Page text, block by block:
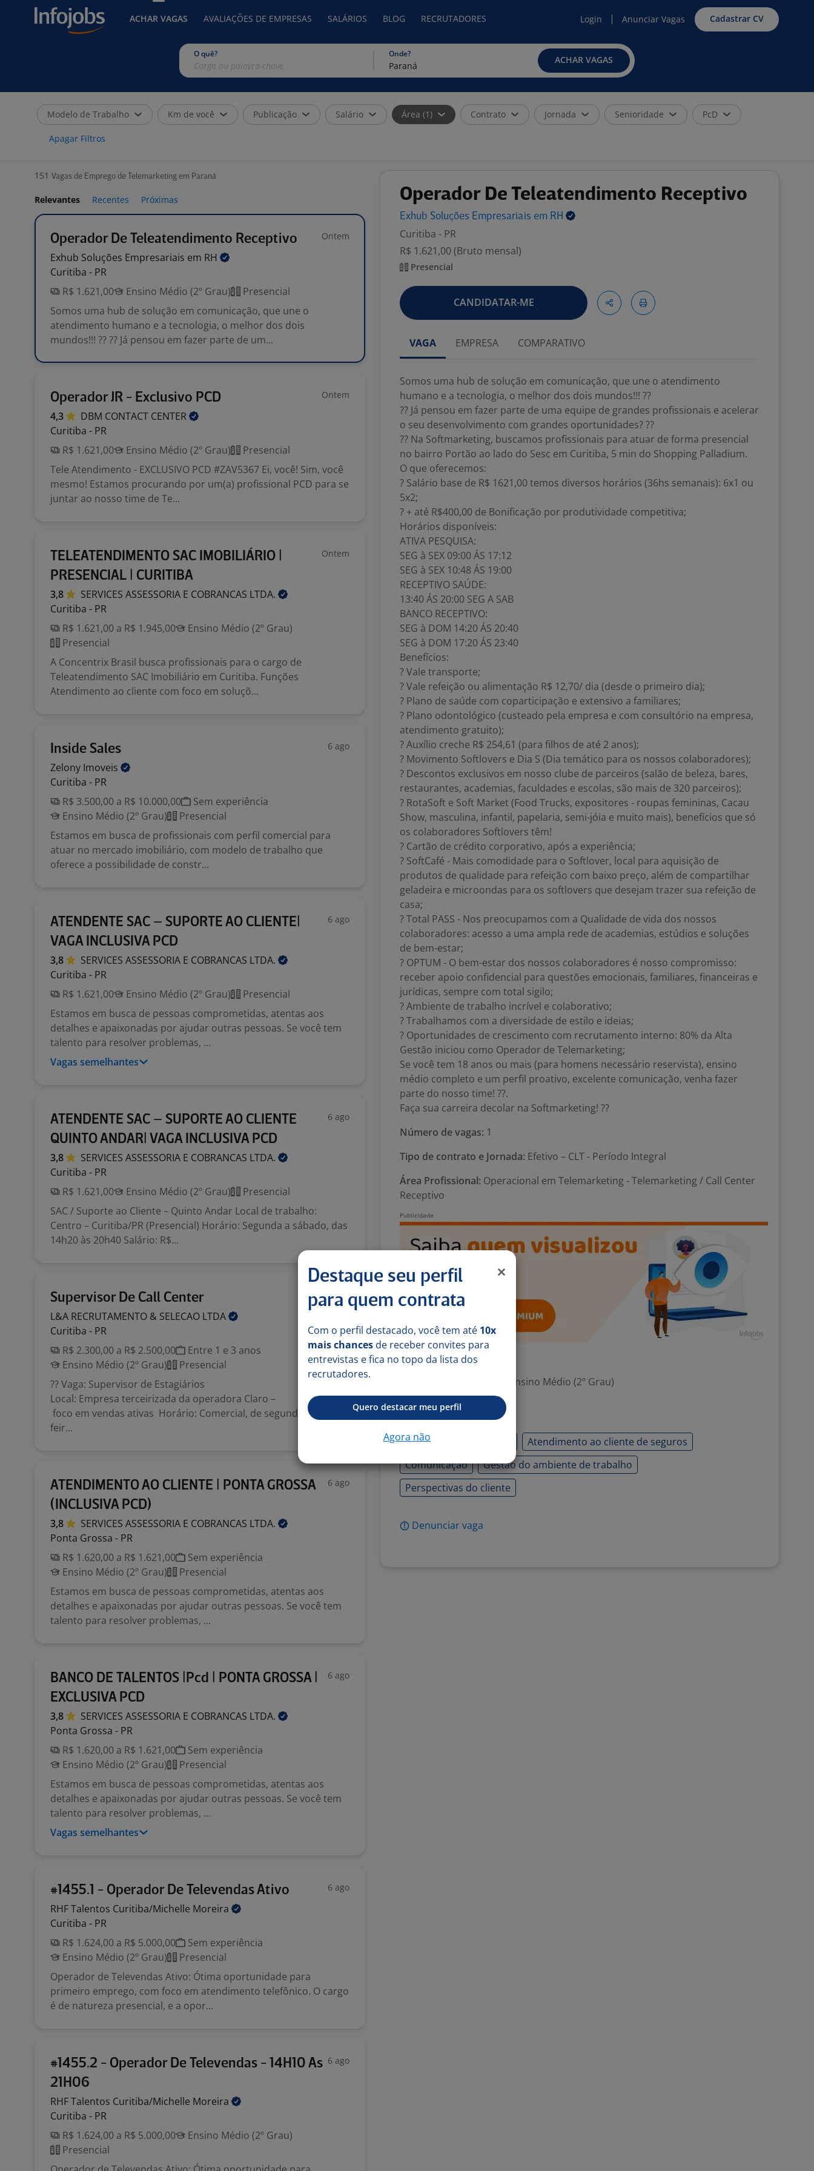
ACHAR VAGAS AVALIAÇÕES DE EMPRESAS SALÁRIOS BLOG RECRUTADORES Login Anunciar Vagas Cadastrar CV
O quê? Onde?
ACHAR VAGAS
Modelo de Trabalho Km de você Publicação Salário Área (1) Contrato Jornada Senioridade PcD
Apagar Filtros
151 Vagas de Emprego de Telemarketing em Paraná
Relevantes Recentes Próximas
Operador De Teleatendimento Receptivo Ontem
Exhub Soluções Empresariais em RH
Curitiba - PR
R$ 1.621,00
Ensino Médio (2º Grau)
Presencial
Somos uma hub de solução em comunicação, que une o
atendimento humano e a tecnologia, o melhor dos dois
mundos!!! ?? ?? Já pensou em fazer parte de um...
Operador JR - Exclusivo PCD Ontem
4,3 DBM CONTACT CENTER
Curitiba - PR
R$ 1.621,00
Ensino Médio (2º Grau)
Presencial
Tele Atendimento - EXCLUSIVO PCD #ZAV5367 Ei, você! Sim, você
mesmo! Estamos procurando por um(a) profissional PCD para se
juntar ao nosso time de Te...
TELEATENDIMENTO SAC IMOBILIÁRIO |
PRESENCIAL | CURITIBA
Ontem
3,8 SERVICES ASSESSORIA E COBRANCAS LTDA.
Curitiba - PR
R$ 1.621,00 a R$ 1.945,00
Ensino Médio (2º Grau)
Presencial
A Concentrix Brasil busca profissionais para o cargo de
Teleatendimento SAC Imobiliário em Curitiba. Funções
Atendimento ao cliente com foco em soluçõ...
Inside Sales 6 ago
Zelony Imoveis
Curitiba - PR
R$ 3.500,00 a R$ 10.000,00
Sem experiência
Ensino Médio (2º Grau)
Presencial
Estamos em busca de profissionais com perfil comercial para
atuar no mercado imobiliário, com modelo de trabalho que
oferece a possibilidade de constr...
ATENDENTE SAC – SUPORTE AO CLIENTE|
VAGA INCLUSIVA PCD
6 ago
3,8 SERVICES ASSESSORIA E COBRANCAS LTDA.
Curitiba - PR
R$ 1.621,00
Ensino Médio (2º Grau)
Presencial
Estamos em busca de pessoas comprometidas, atentas aos
detalhes e apaixonadas por ajudar outras pessoas. Se você tem
talento para resolver problemas, ...
Vagas semelhantes
ATENDENTE SAC – SUPORTE AO CLIENTE
QUINTO ANDAR| VAGA INCLUSIVA PCD
6 ago
3,8 SERVICES ASSESSORIA E COBRANCAS LTDA.
Curitiba - PR
R$ 1.621,00
Ensino Médio (2º Grau)
Presencial
SAC / Suporte ao Cliente – Quinto Andar Local de trabalho:
Centro – Curitiba/PR (Presencial) Horário: Segunda a sábado, das
14h20 às 20h40 Salário: R$...
Supervisor De Call Center 6 ago
L&A RECRUTAMENTO & SELECAO LTDA
Curitiba - PR
R$ 2.300,00 a R$ 2.500,00
Entre 1 e 3 anos
Ensino Médio (2º Grau)
Presencial
?? Vaga: Supervisor de Estagiários
Local: Empresa terceirizada da operadora Claro –
foco em vendas ativas Horário: Comercial, de segunda a sexta-
feir...
ATENDIMENTO AO CLIENTE | PONTA GROSSA
(INCLUSIVA PCD)
6 ago
3,8 SERVICES ASSESSORIA E COBRANCAS LTDA.
Ponta Grossa - PR
R$ 1.620,00 a R$ 1.621,00
Sem experiência
Ensino Médio (2º Grau)
Presencial
Estamos em busca de pessoas comprometidas, atentas aos
detalhes e apaixonadas por ajudar outras pessoas. Se você tem
talento para resolver problemas, ...
BANCO DE TALENTOS |Pcd | PONTA GROSSA |
EXCLUSIVA PCD
6 ago
3,8 SERVICES ASSESSORIA E COBRANCAS LTDA.
Ponta Grossa - PR
R$ 1.620,00 a R$ 1.621,00
Sem experiência
Ensino Médio (2º Grau)
Presencial
Estamos em busca de pessoas comprometidas, atentas aos
detalhes e apaixonadas por ajudar outras pessoas. Se você tem
talento para resolver problemas, ...
Vagas semelhantes
#1455.1 - Operador De Televendas Ativo 6 ago
RHF Talentos Curitiba/Michelle Moreira
Curitiba - PR
R$ 1.624,00 a R$ 5.000,00
Sem experiência
Ensino Médio (2º Grau)
Presencial
Operador de Televendas Ativo: Ótima oportunidade para
primeiro emprego, com foco em atendimento telefônico. O cargo
é de natureza presencial, e a opor...
#1455.2 - Operador De Televendas - 14H10 As
21H06
6 ago
RHF Talentos Curitiba/Michelle Moreira
Curitiba - PR
R$ 1.624,00 a R$ 5.000,00
Ensino Médio (2º Grau)
Presencial
Operador De Teleatendimento Receptivo
Exhub Soluções Empresariais em RH
Curitiba - PR
R$ 1.621,00 (Bruto mensal)
Presencial
CANDIDATAR-ME
VAGA EMPRESA COMPARATIVO
Somos uma hub de solução em comunicação, que une o atendimento
humano e a tecnologia, o melhor dos dois mundos!!! ??
?? Já pensou em fazer parte de uma equipe de grandes profissionais e acelerar
o seu desenvolvimento com grandes oportunidades? ??
?? Na Softmarketing, buscamos profissionais para atuar de forma presencial
no bairro Portão ao lado do Sesc em Curitiba, 5 min do Shopping Palladium.
O que oferecemos:
? Salário base de R$ 1621,00 temos diversos horários (36hs semanais): 6x1 ou
5x2;
? + até R$400,00 de Bonificação por produtividade competitiva;
Horários disponíveis:
ATIVA PESQUISA:
SEG à SEX 09:00 ÁS 17:12
SEG à SEX 10:48 ÁS 19:00
RECEPTIVO SAÚDE:
13:40 ÁS 20:00 SEG A SAB
BANCO RECEPTIVO:
SEG à DOM 14:20 ÁS 20:40
SEG à DOM 17:20 ÁS 23:40
Benefícios:
? Vale transporte;
? Vale refeição ou alimentação R$ 12,70/ dia (desde o primeiro dia);
? Plano de saúde com coparticipação e extensivo a familiares;
? Plano odontológico (custeado pela empresa e com consultório na empresa,
atendimento gratuito);
? Auxílio creche R$ 254,61 (para filhos de até 2 anos);
? Movimento Softlovers e Dia S (Dia temático para os nossos colaboradores);
? Descontos exclusivos em nosso clube de parceiros (salão de beleza, bares,
restaurantes, academias, faculdades e escolas, são mais de 320 parceiros);
? RotaSoft e Soft Market (Food Trucks, expositores - roupas femininas, Cacau
Show, masculina, infantil, papelaria, semi-jóia e muito mais), benefícios que só
os colaboradores Softlovers têm!
? Cartão de crédito corporativo, após a experiência;
? SoftCafé - Mais comodidade para o Softlover, local para aquisição de
produtos de qualidade para refeição com baixo preço, além de compartilhar
geladeira e microondas para os softlovers que desejam trazer sua refeição de
casa;
? Total PASS - Nos preocupamos com a Qualidade de vida dos nossos
colaboradores: acesso a uma ampla rede de academias, estúdios e soluções
de bem-estar;
? OPTUM - O bem-estar dos nossos colaboradores é nosso compromisso:
receber apoio confidencial para questões emocionais, familiares, financeiras e
jurídicas, sempre com total sigilo;
? Ambiente de trabalho incrível e colaborativo;
? Trabalhamos com a diversidade de estilo e ideias;
? Oportunidades de crescimento com recrutamento interno: 80% da Alta
Gestão iniciou como Operador de Telemarketing;
Se você tem 18 anos ou mais (para homens necessário reservista), ensino
médio completo e um perfil proativo, excelente comunicação, venha fazer
parte do nosso time! ??.
Faça sua carreira decolar na Softmarketing! ??
Número de vagas: 1
Tipo de contrato e Jornada: Efetivo – CLT - Período Integral
Área Profissional: Operacional em Telemarketing - Telemarketing / Call Center
Receptivo
Exigências
Escolaridade Mínima: Ensino Médio (2º Grau)
Habilidades
Atendimento ao cliente
Atendimento ao cliente de seguros
Comunicação
Gestão do ambiente de trabalho
Perspectivas do cliente
Denunciar vaga
Destaque seu perfil
para quem contrata
Com o perfil destacado, você tem até 10x
mais chances de receber convites para
entrevistas e fica no topo da lista dos
recrutadores.
Quero destacar meu perfil
Agora não